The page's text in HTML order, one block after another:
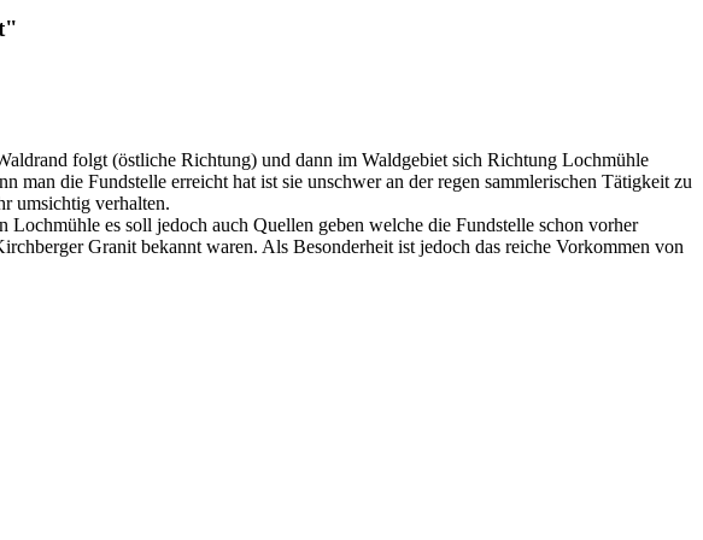
folgt (östliche Richtung) und dann im Waldgebiet sich Richtung Lochmühle
die Fundstelle erreicht hat ist sie unschwer an der regen sammlerischen Tätigkeit zu
umsichtig verhalten.
es soll jedoch auch Quellen geben welche die Fundstelle schon vorher
Granit bekannt waren. Als Besonderheit ist jedoch das reiche Vorkommen von